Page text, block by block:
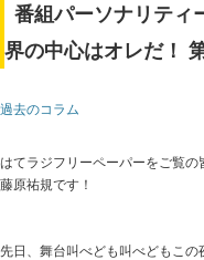
番組パーソナリテ
界の中心はオレだ！
過去のコラム
はてラジフリーペーパーをご覧の
藤原祐規です！
先日、舞台叫べども叫べどもこ